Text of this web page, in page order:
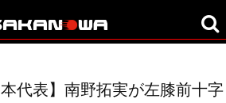
本代表】南野拓実が左膝前十字